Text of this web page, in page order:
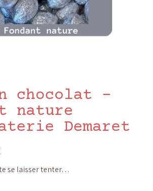
chocolat –
nature
Demaret
se laisser tenter…